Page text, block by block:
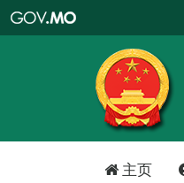
特
政
区
政
口
主页